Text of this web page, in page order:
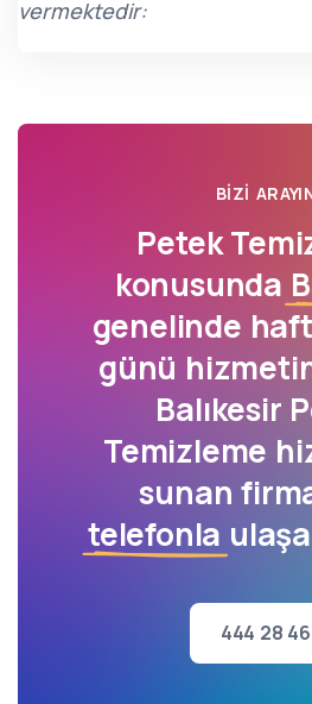
vermektedir:
BIZI
Petek
konusunda
genelinde
günü
Balıkesir
Temizleme
sunan
telefonla
444 28 46